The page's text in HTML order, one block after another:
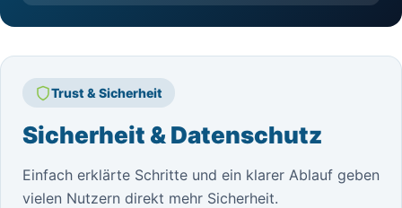
Trust & Sicherheit
Sicherheit & Datenschutz
Einfach erklärte Schritte und ein klarer Ablauf geben
vielen Nutzern direkt mehr Sicherheit.